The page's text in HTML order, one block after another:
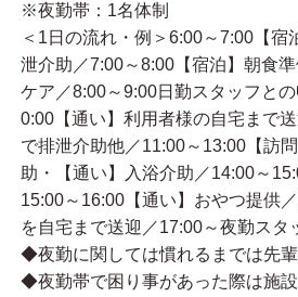
※夜勤帯：1名体制
＜1日の流れ・例＞6:00～7:00【
泄介助／7:00～8:00【宿泊】朝食
ケア／8:00～9:00日勤スタッフと
0:00【通い】利用者様の自宅まで
で排泄介助他／11:00～13:00【訪
助・【通い】入浴介助／14:00～
15:00～16:00【通い】おやつ提供
を自宅まで送迎／17:00～夜勤ス
◆夜勤に関しては慣れるまでは先
◆夜勤帯で困り事があった際は施